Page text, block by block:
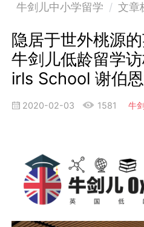
牛剑儿中小学留学 / 文章
隐居于世外桃源
牛剑儿低龄留学
irls School 谢伯
2020-02-03 1581 牛